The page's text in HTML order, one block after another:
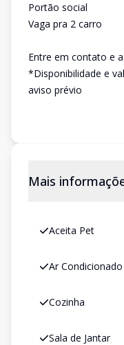
Portão social
Vaga pra 2 carro
Entre em contato e
*Disponibilidade e
aviso prévio
Mais
Aceita Pet
Ar Condicionado
Cozinha
Sala de Jantar